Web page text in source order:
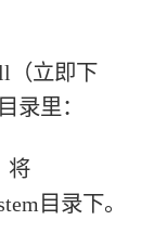
（立即下
录里：
将
目录下。